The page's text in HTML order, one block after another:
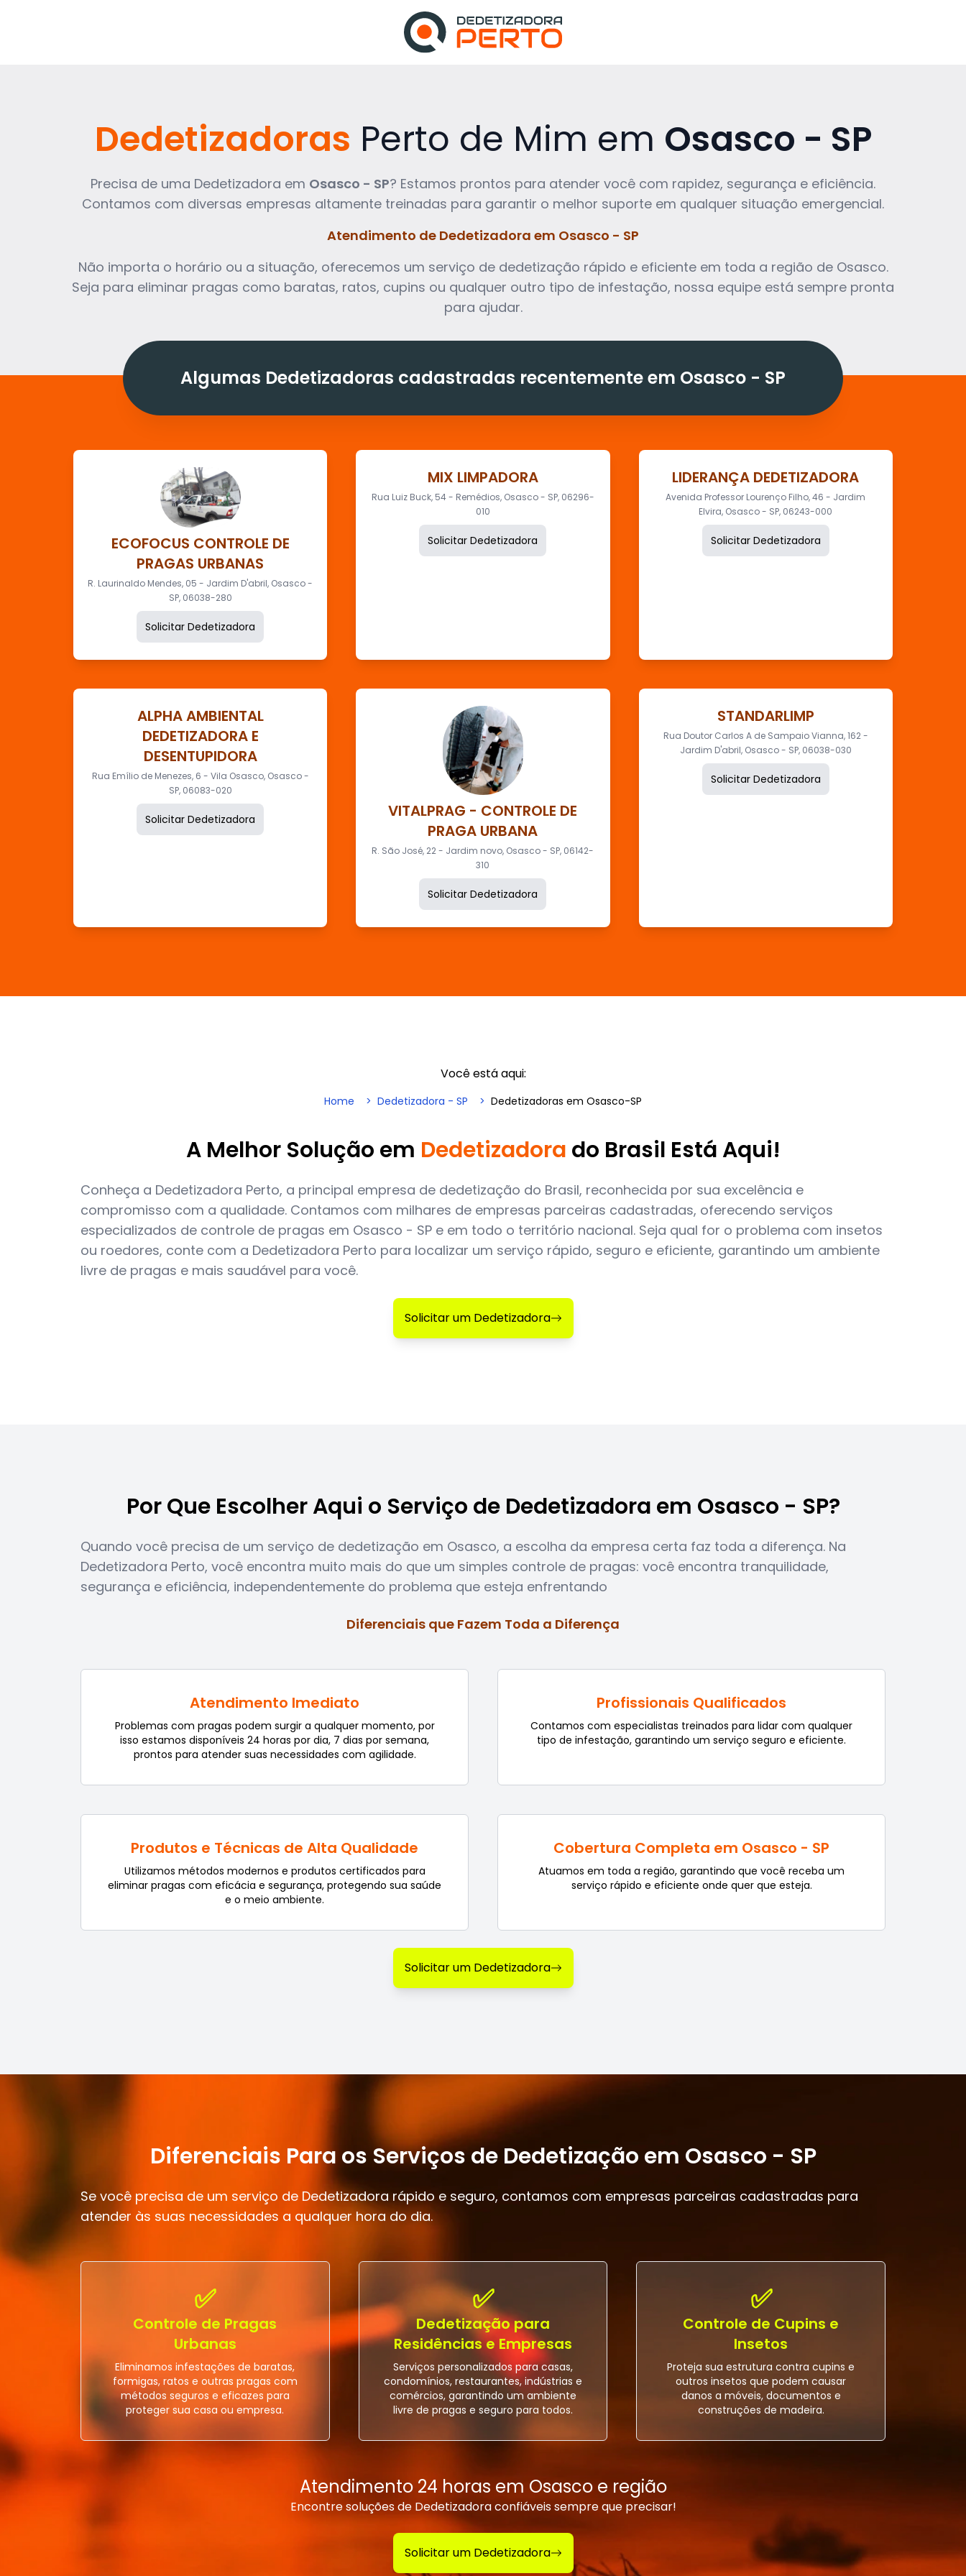
Dedetizadoras Perto de Mim em Osasco - SP
Precisa de uma Dedetizadora em Osasco - SP? Estamos prontos para atender você com rapidez, segurança e eficiência.
Contamos com diversas empresas altamente treinadas para garantir o melhor suporte em qualquer situação emergencial.
Atendimento de Dedetizadora em Osasco - SP
Não importa o horário ou a situação, oferecemos um serviço de dedetização rápido e eficiente em toda a região de Osasco.
Seja para eliminar pragas como baratas, ratos, cupins ou qualquer outro tipo de infestação, nossa equipe está sempre pronta
para ajudar.
Algumas Dedetizadoras cadastradas recentemente em Osasco - SP
ECOFOCUS CONTROLE DE
PRAGAS URBANAS
R. Laurinaldo Mendes, 05 - Jardim D'abril, Osasco -
SP, 06038-280
Solicitar Dedetizadora
MIX LIMPADORA
Rua Luiz Buck, 54 - Remédios, Osasco - SP, 06296-
010
Solicitar Dedetizadora
LIDERANÇA DEDETIZADORA
Avenida Professor Lourenço Filho, 46 - Jardim
Elvira, Osasco - SP, 06243-000
Solicitar Dedetizadora
ALPHA AMBIENTAL
DEDETIZADORA E
DESENTUPIDORA
Rua Emílio de Menezes, 6 - Vila Osasco, Osasco -
SP, 06083-020
Solicitar Dedetizadora
VITALPRAG - CONTROLE DE
PRAGA URBANA
R. São José, 22 - Jardim novo, Osasco - SP, 06142-
310
Solicitar Dedetizadora
STANDARLIMP
Rua Doutor Carlos A de Sampaio Vianna, 162 -
Jardim D'abril, Osasco - SP, 06038-030
Solicitar Dedetizadora
Você está aqui:
Home Dedetizadora - SP Dedetizadoras em Osasco-SP
A Melhor Solução em Dedetizadora do Brasil Está Aqui!
Conheça a Dedetizadora Perto, a principal empresa de dedetização do Brasil, reconhecida por sua excelência e
compromisso com a qualidade. Contamos com milhares de empresas parceiras cadastradas, oferecendo serviços
especializados de controle de pragas em Osasco - SP e em todo o território nacional. Seja qual for o problema com insetos
ou roedores, conte com a Dedetizadora Perto para localizar um serviço rápido, seguro e eficiente, garantindo um ambiente
livre de pragas e mais saudável para você.
Solicitar um Dedetizadora
Por Que Escolher Aqui o Serviço de Dedetizadora em Osasco - SP?
Quando você precisa de um serviço de dedetização em Osasco, a escolha da empresa certa faz toda a diferença. Na
Dedetizadora Perto, você encontra muito mais do que um simples controle de pragas: você encontra tranquilidade,
segurança e eficiência, independentemente do problema que esteja enfrentando
Diferenciais que Fazem Toda a Diferença
Atendimento Imediato
Problemas com pragas podem surgir a qualquer momento, por
isso estamos disponíveis 24 horas por dia, 7 dias por semana,
prontos para atender suas necessidades com agilidade.
Profissionais Qualificados
Contamos com especialistas treinados para lidar com qualquer
tipo de infestação, garantindo um serviço seguro e eficiente.
Produtos e Técnicas de Alta Qualidade
Utilizamos métodos modernos e produtos certificados para
eliminar pragas com eficácia e segurança, protegendo sua saúde
e o meio ambiente.
Cobertura Completa em Osasco - SP
Atuamos em toda a região, garantindo que você receba um
serviço rápido e eficiente onde quer que esteja.
Solicitar um Dedetizadora
Diferenciais Para os Serviços de Dedetização em Osasco - SP
Se você precisa de um serviço de Dedetizadora rápido e seguro, contamos com empresas parceiras cadastradas para
atender às suas necessidades a qualquer hora do dia.
✅
Controle de Pragas
Urbanas
Eliminamos infestações de baratas,
formigas, ratos e outras pragas com
métodos seguros e eficazes para
proteger sua casa ou empresa.
✅
Dedetização para
Residências e Empresas
Serviços personalizados para casas,
condomínios, restaurantes, indústrias e
comércios, garantindo um ambiente
livre de pragas e seguro para todos.
✅
Controle de Cupins e
Insetos
Proteja sua estrutura contra cupins e
outros insetos que podem causar
danos a móveis, documentos e
construções de madeira.
Atendimento 24 horas em Osasco e região
Encontre soluções de Dedetizadora confiáveis sempre que precisar!
Solicitar um Dedetizadora